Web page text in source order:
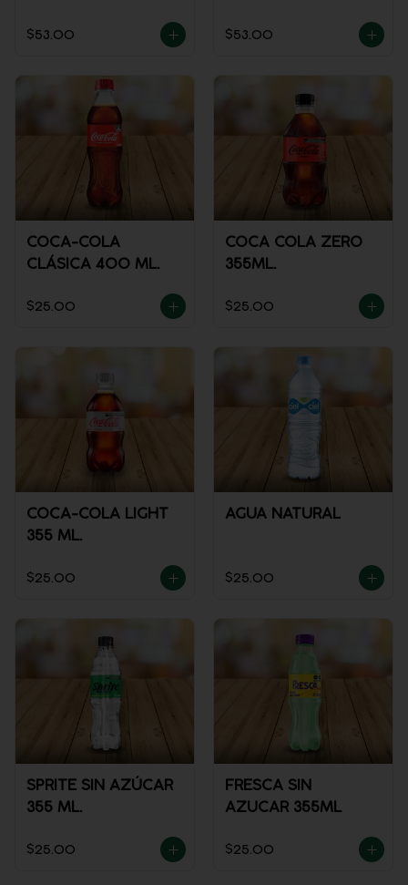
$53.00 $53.00
COCA-COLA
CLÁSICA 400 ML.
$25.00
COCA COLA ZERO
355ML.
$25.00
COCA-COLA LIGHT
355 ML.
$25.00
AGUA NATURAL
$25.00
SPRITE SIN AZÚCAR
355 ML.
$25.00
FRESCA SIN
AZUCAR 355ML
$25.00